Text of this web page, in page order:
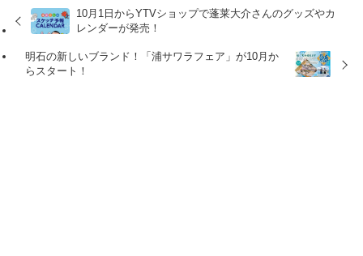
10月1日からYTVショップで蓬莱大介さんのグッズやカ
レンダーが発売！
明石の新しいブランド！「浦サワラフェア」が10月か
らスタート！